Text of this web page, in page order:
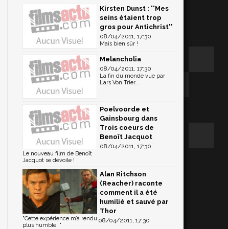
Kirsten Dunst : ''Mes
seins étaient trop
gros pour Antichrist''
08/04/2011, 17:30
Mais bien sûr !
Melancholia
08/04/2011, 17:30
La fin du monde vue par
Lars Von Trier...
Poelvoorde et
Gainsbourg dans
Trois coeurs de
Benoît Jacquot
08/04/2011, 17:30
Le nouveau film de Benoît
Jacquot se dévoile !
Alan Ritchson
(Reacher) raconte
comment il a été
humilié et sauvé par
Thor
08/04/2011, 17:30
"Cette expérience m’a rendu
plus humble. "